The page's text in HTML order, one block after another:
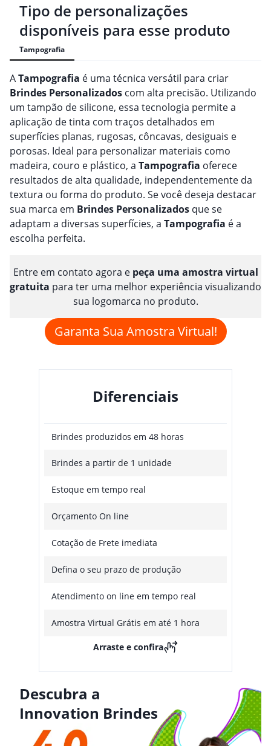
Tipo de personalizações
disponíveis para esse produto
Tampografia
ATampografia é uma técnica versátil para criar
Brindes Personalizados com alta precisão. Utilizando
um tampão de silicone, essa tecnologia permite a
aplicação de tinta com traços detalhados em
superfícies planas, rugosas, côncavas, desiguais e
porosas. Ideal para personalizar materiais como
madeira, couro e plástico, a Tampografia oferece
resultados de alta qualidade, independentemente da
textura ou forma do produto. Se você deseja destacar
sua marca em Brindes Personalizados que se
adaptam a diversas superfícies, a Tampografia é a
escolha perfeita.
Entre em contato agora e peça uma amostra virtual
gratuita para ter uma melhor experiência visualizando
sua logomarca no produto.
Garanta Sua Amostra Virtual!
Diferenciais
Brindes produzidos em 48 horas
Brindes a partir de 1 unidade
Estoque em tempo real
Orçamento On line
Cotação de Frete imediata
Defina o seu prazo de produção
Atendimento on line em tempo real
Amostra Virtual Grátis em até 1 hora
Arraste e confira
Descubra a
Innovation Brindes